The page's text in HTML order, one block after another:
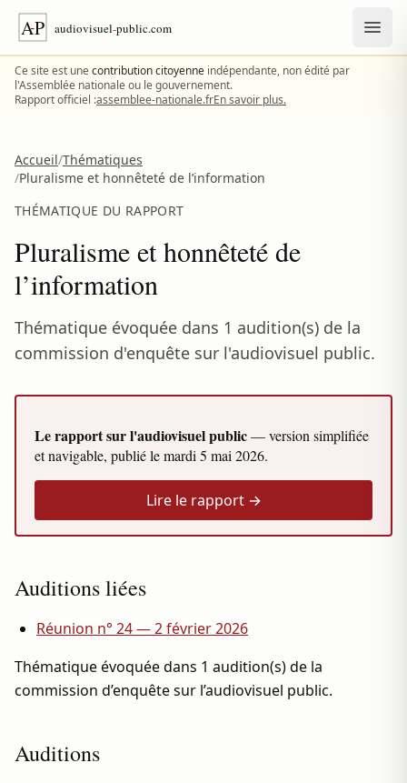
Aller au contenu
Ce site est unecontribution citoyenne indépendante, non édité par
l'Assemblée nationale ou le gouvernement.
Rapport officiel :assemblee-nationale.frEn savoir plus.
Accueil/Thématiques
/Pluralisme et honnêteté de l’information
THÉMATIQUE DU RAPPORT
Pluralisme et honnêteté de
l’information
Thématique évoquée dans 1 audition(s) de la
commission d'enquête sur l'audiovisuel public.
Le rapport sur l'audiovisuel public— version simplifiée
et navigable, publié lemardi 5 mai 2026.
Lire le rapport →
Auditions liées
Réunion n° 24 — 2 février 2026
Thématique évoquée dans 1 audition(s) de la
commission d’enquête sur l’audiovisuel public.
Auditions